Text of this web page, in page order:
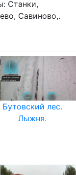
Станки,
Савиново,.
Бутовский лес.
Лыжня.